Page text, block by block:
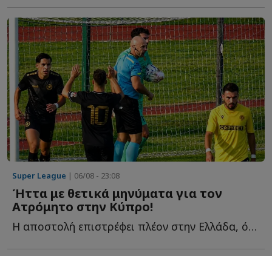
Super League | 06/08 - 23:08
Ήττα με θετικά μηνύματα για τον
Ατρόμητο στην Κύπρο!
Η αποστολή επιστρέφει πλέον στην Ελλάδα, όπου αναμένεται ν...